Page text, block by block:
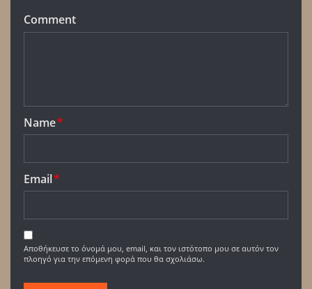
Comment
Name*
Email*
Αποθήκευσε το όνομά μου, email, και τον ιστότοπο μου σε αυτόν τον
πλοηγό για την επόμενη φορά που θα σχολιάσω.